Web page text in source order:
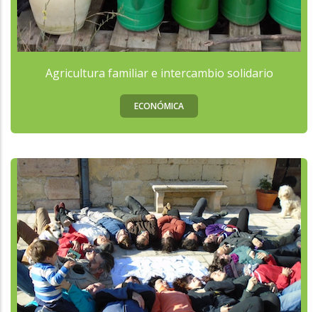
Agricultura familiar e intercambio solidario
ECONÓMICA